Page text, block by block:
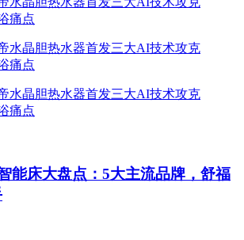
能床大盘点：5大主流品牌，舒福